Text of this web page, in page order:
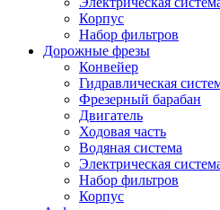
Корпус
Набор фильтров
Дорожные фрезы
Конвейер
Гидравлическая
Фрезерный барабан
Двигатель
Ходовая часть
Водяная система
Электрическая
Набор фильтров
Корпус